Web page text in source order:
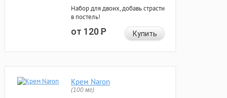
Набор для двоих, добавь страсти
в постель!
от 120Р Купить
Крем Naron
(100 мг)